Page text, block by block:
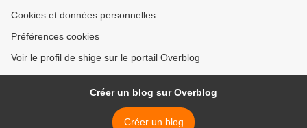
Cookies et données personnelles
Préférences cookies
Voir le profil de shige sur le portail Overblog
Créer un blog sur Overblog
Créer un blog